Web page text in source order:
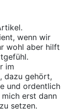
wenn wir
wohl aber hilft
im
dazu gehört,
und ordentlich
erst dann
setzen.